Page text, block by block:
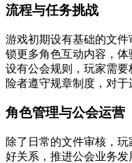
流程与任务挑战
游戏初期设有基础的文
锁更多角色互动内容，
设有公会规则，玩家需
险者遵守规章制度，对于
角色管理与公会运营
除了日常的文件审核，
好关系，推进公会业务